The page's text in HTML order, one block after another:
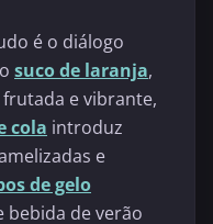
é o diálogo
suco de laranja,
e vibrante,
cola introduz
e
de gelo
bebida de verão